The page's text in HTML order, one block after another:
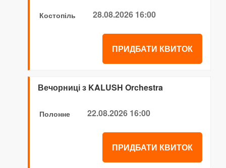
Костопіль 28.08.2026 16:00
ПРИДБАТИ КВИТОК
Вечорниці з KALUSH Orchestra
Полонне 22.08.2026 16:00
ПРИДБАТИ КВИТОК